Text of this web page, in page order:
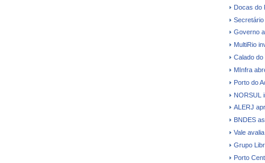
Docas do
Secretário
Governo
MultiRio
Calado do
MInfra
Porto do
NORSUL
ALERJ
BNDES
Vale
Grupo
Porto